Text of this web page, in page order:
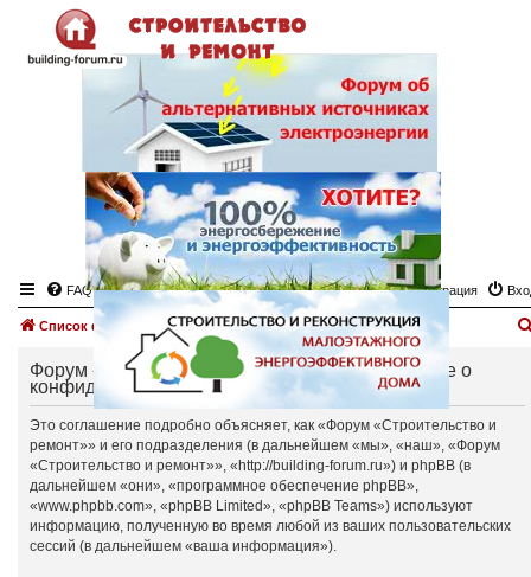
FAQ Регистрация
Список форумов
Форум «Строительство и ремонт» - Соглашение о
конфиденциальности
Это соглашение подробно объясняет, как «Форум «Строительство и
ремонт»» и его подразделения (в дальнейшем «мы», «наш», «Форум
«Строительство и ремонт»», «http://building-forum.ru») и phpBB (в
дальнейшем «они», «программное обеспечение phpBB»,
«www.phpbb.com», «phpBB Limited», «phpBB Teams») используют
информацию, полученную во время любой из ваших пользовательских
сессий (в дальнейшем «ваша информация»).